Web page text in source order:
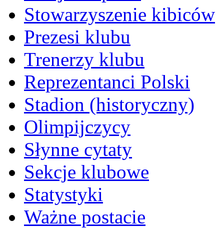
Stowarzyszenie kibiców
Prezesi klubu
Trenerzy klubu
Reprezentanci Polski
Stadion (historyczny)
Olimpijczycy
Słynne cytaty
Sekcje klubowe
Statystyki
Ważne postacie